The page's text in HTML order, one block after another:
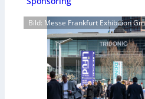
Bild: Messe Frankfurt Exhibition